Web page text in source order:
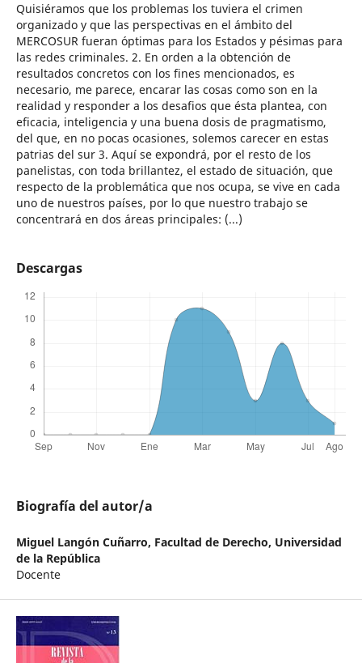
Quisiéramos que los problemas los tuviera el crimen
organizado y que las perspectivas en el ámbito del
MERCOSUR fueran óptimas para los Estados y pésimas para
las redes criminales. 2. En orden a la obtención de
resultados concretos con los fines mencionados, es
necesario, me parece, encarar las cosas como son en la
realidad y responder a los desafios que ésta plantea, con
eficacia, inteligencia y una buena dosis de pragmatismo,
del que, en no pocas ocasiones, solemos carecer en estas
patrias del sur 3. Aquí se expondrá, por el resto de los
panelistas, con toda brillantez, el estado de situación, que
respecto de la problemática que nos ocupa, se vive en cada
uno de nuestros países, por lo que nuestro trabajo se
concentrará en dos áreas principales: (...)
Descargas
Biografía del autor/a
Miguel Langón Cuñarro, Facultad de Derecho, Universidad
de la República
Docente